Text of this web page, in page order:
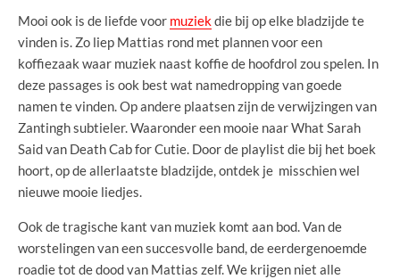
Mooi ook is de liefde voor muziekdie bij op elke bladzijde te
vinden is. Zo liep Mattias rond met plannen voor een
koffiezaak waar muziek naast koffie de hoofdrol zou spelen. In
deze passages is ook best wat namedropping van goede
namen te vinden. Op andere plaatsen zijn de verwijzingen van
Zantingh subtieler. Waaronder een mooie naar What Sarah
Said van Death Cab for Cutie. Door de playlist die bij het boek
hoort, op de allerlaatste bladzijde, ontdek je misschien wel
nieuwe mooie liedjes.
Ook de tragische kant van muziek komt aan bod. Van de
worstelingen van een succesvolle band, de eerdergenoemde
roadie tot de dood van Mattias zelf. We krijgen niet alle